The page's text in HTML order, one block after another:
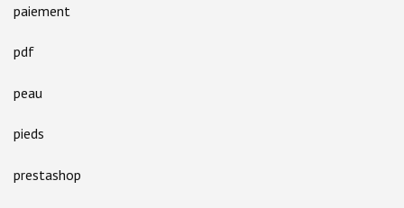
paiement
pdf
peau
pieds
prestashop